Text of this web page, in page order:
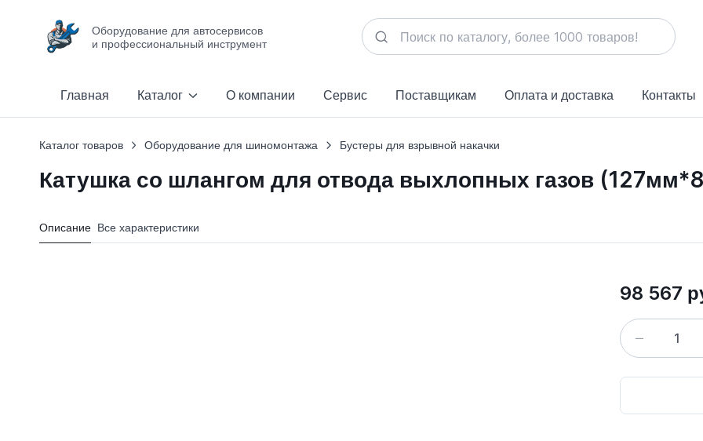
Оборудование для автосервисов
и профессиональный инструмент
Главная Каталог О компании Сервис Поставщикам Оплата и доставка Контакты
Каталог товаров Оборудование для шиномонтажа Бустеры для взрывной накачки
Катушка со шлангом для отвода выхлопных газов
Описание Все характеристики
98 567